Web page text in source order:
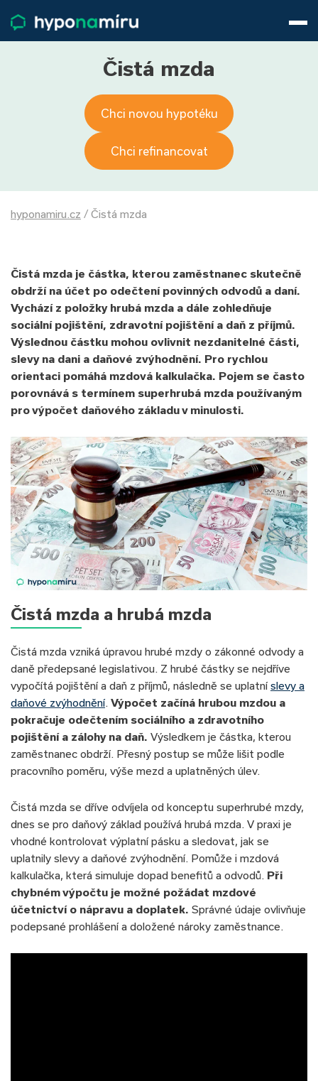
Životní pojištění
Pojištění nemovitosti
O nás
800 688 388
Přihlásit
Čistá mzda
Chci novou hypotéku
Chci refinancovat
hyponamiru.cz / Čistá mzda
Čistá mzda je částka, kterou zaměstnanec skutečně
obdrží na účet po odečtení povinných odvodů a daní.
Vychází z položky hrubá mzda a dále zohledňuje
sociální pojištění, zdravotní pojištění a daň z příjmů.
Výslednou částku mohou ovlivnit nezdanitelné části,
slevy na dani a daňové zvýhodnění. Pro rychlou
orientaci pomáhá mzdová kalkulačka. Pojem se často
porovnává s termínem superhrubá mzda používaným
pro výpočet daňového základu v minulosti.
Čistá mzda a hrubá mzda
Čistá mzda vzniká úpravou hrubé mzdy o zákonné odvody a
daně předepsané legislativou. Z hrubé částky se nejdříve
vypočítá pojištění a daň z příjmů, následně se uplatní slevy a
daňové zvýhodnění. Výpočet začíná hrubou mzdou a
pokračuje odečtením sociálního a zdravotního
pojištění a zálohy na daň. Výsledkem je částka, kterou
zaměstnanec obdrží. Přesný postup se může lišit podle
pracovního poměru, výše mezd a uplatněných úlev.
Čistá mzda se dříve odvíjela od konceptu superhrubé mzdy,
dnes se pro daňový základ používá hrubá mzda. V praxi je
vhodné kontrolovat výplatní pásku a sledovat, jak se
uplatnily slevy a daňové zvýhodnění. Pomůže i mzdová
kalkulačka, která simuluje dopad benefitů a odvodů. Při
chybném výpočtu je možné požádat mzdové
účetnictví o nápravu a doplatek. Správné údaje ovlivňuje
podepsané prohlášení a doložené nároky zaměstnance.